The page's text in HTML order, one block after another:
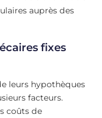
auprès des
fixes
leurs hypothèques
facteurs.
coûts de